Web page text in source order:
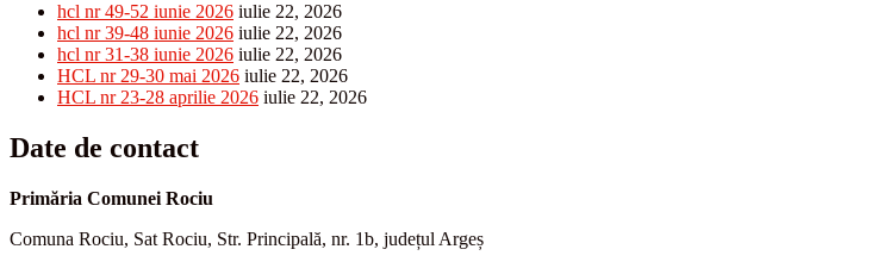
hcl nr 49-52 iunie 2026 iulie 22, 2026
hcl nr 39-48 iunie 2026 iulie 22, 2026
hcl nr 31-38 iunie 2026 iulie 22, 2026
HCL nr 29-30 mai 2026 iulie 22, 2026
HCL nr 23-28 aprilie 2026 iulie 22, 2026
Date de contact
Primăria Comunei Rociu
Comuna Rociu, Sat Rociu, Str. Principală, nr. 1b, județul Argeș